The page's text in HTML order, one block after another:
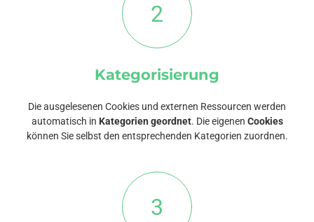
2
Kategorisierung
Die ausgelesenen Cookies und externen Ressourcen werden
automatisch in Kategorien geordnet. Die eigenen Cookies
können Sie selbst den entsprechenden Kategorien zuordnen.
3